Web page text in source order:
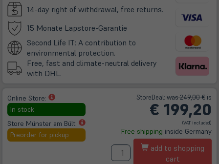
14-day right of withdrawal, free returns.
15 Monate Lapstore-Garantie
neuem
Tab)
Second Life IT: A contribution to
environmental protection.
Free, fast and climate-neutral delivery
with DHL.
Online Store:
(öffnet
neuem
Tab)
In stock
Store Münster am Bült:
(öffnet
in
neuem
Preorder for pickup
StoreDeal: was 249,00 € is
€ 199,20
(VAT included)
Free shipping inside Germany
add to shopping
cart